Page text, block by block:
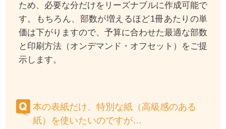
ため、必要な分だけをリーズナブルに作成可能で
す。もちろん、部数が増えるほど1冊あたりの単
価は下がりますので、予算に合わせた最適な部数
と印刷方法（オンデマンド・オフセット）をご提
示します。
本の表紙だけ、特別な紙（高級感のある
紙）を使いたいのですが…